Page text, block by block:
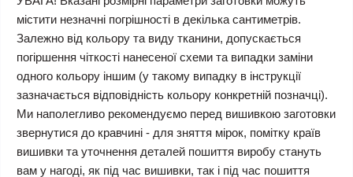
містити незначні погрішності в декілька сантиметрів.
Залежно від кольору та виду тканини, допускається
погіршення чіткості нанесеної схеми та випадки заміни
одного кольору іншим (у такому випадку в інструкції
зазначається відповідність кольору конкретній позначці).
Ми наполегливо рекомендуємо перед вишивкою заготовки
звернутися до кравчині - для зняття мірок, помітку країв
вишивки та уточнення деталей пошиття виробу стануть
вам у нагоді, як під час вишивки, так і під час пошиття